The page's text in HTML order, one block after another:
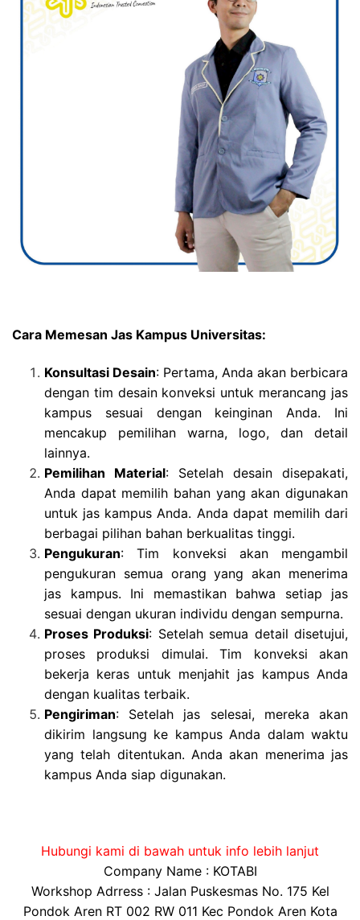
Cara Memesan Jas Kampus Universitas:
Konsultasi Desain: Pertama, Anda akan berbicara
dengan tim desain konveksi untuk merancang jas
kampus sesuai dengan keinginan Anda. Ini
mencakup pemilihan warna, logo, dan detail
lainnya.
Pemilihan Material: Setelah desain disepakati,
Anda dapat memilih bahan yang akan digunakan
untuk jas kampus Anda. Anda dapat memilih dari
berbagai pilihan bahan berkualitas tinggi.
Pengukuran: Tim konveksi akan mengambil
pengukuran semua orang yang akan menerima
jas kampus. Ini memastikan bahwa setiap jas
sesuai dengan ukuran individu dengan sempurna.
Proses Produksi: Setelah semua detail disetujui,
proses produksi dimulai. Tim konveksi akan
bekerja keras untuk menjahit jas kampus Anda
dengan kualitas terbaik.
Pengiriman: Setelah jas selesai, mereka akan
dikirim langsung ke kampus Anda dalam waktu
yang telah ditentukan. Anda akan menerima jas
kampus Anda siap digunakan.
Hubungi kami di bawah untuk info lebih lanjut
Company Name : KOTABI
Workshop Adrress : Jalan Puskesmas No. 175 Kel
Pondok Aren RT 002 RW 011 Kec Pondok Aren Kota